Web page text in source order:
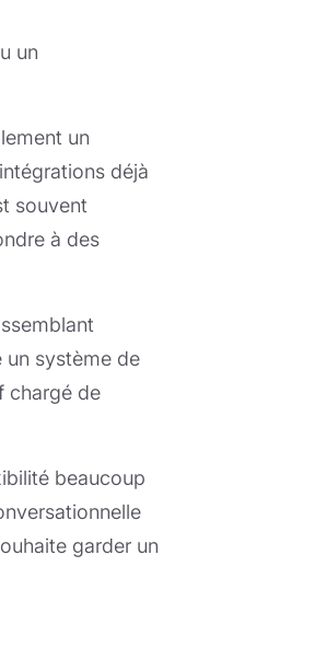
un
un
déjà
souvent
à des
un système de
chargé de
beaucoup
garder un